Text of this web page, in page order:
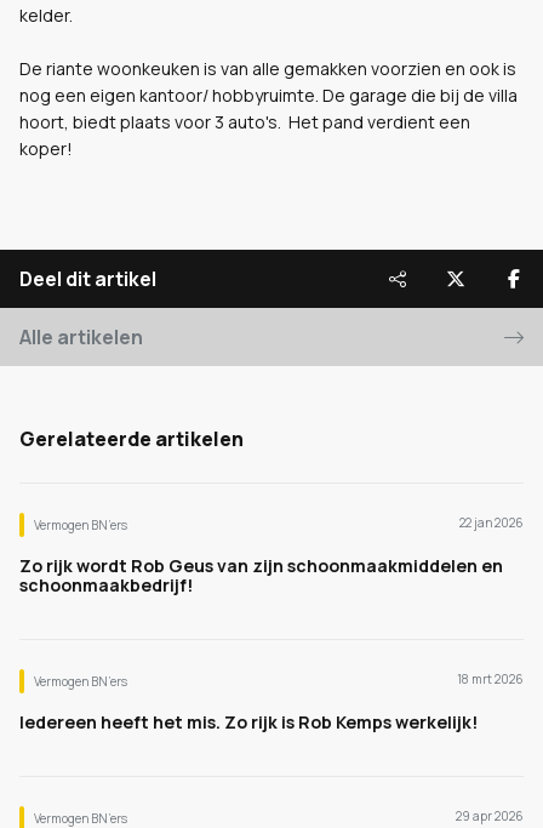
kelder.
De riante woonkeuken is van alle gemakken voorzien en ook is
nog een eigen kantoor/ hobbyruimte. De garage die bij de villa
hoort, biedt plaats voor 3 auto's. Het pand verdient een
koper!
Deel dit artikel
Alle artikelen
Gerelateerde artikelen
Vermogen BN’ers 22 jan 2026
Zo rijk wordt Rob Geus van zijn schoonmaakmiddelen en
schoonmaakbedrijf!
Vermogen BN’ers 18 mrt 2026
Iedereen heeft het mis. Zo rijk is Rob Kemps werkelijk!
Vermogen BN’ers 29 apr 2026